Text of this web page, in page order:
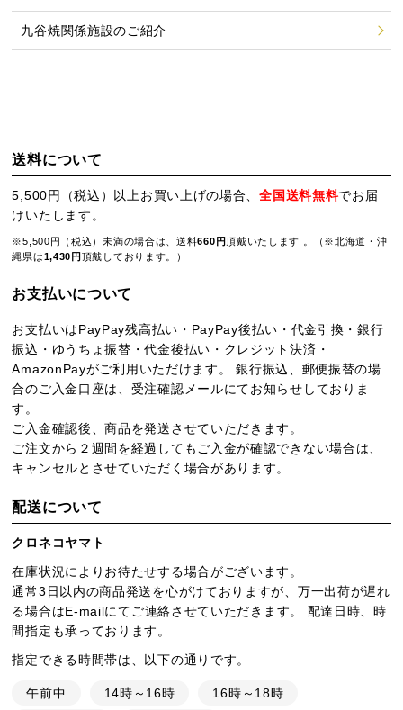
九谷焼関係施設のご紹介
送料について
5,500円（税込）以上お買い上げの場合、全国送料無料でお届
けいたします。
※5,500円（税込）未満の場合は、送料660円頂戴いたします 。（※北海道・沖
縄県は1,430円 頂戴しております。）
お支払いについて
お支払いはPayPay残高払い・PayPay後払い・代金引換・銀行
振込・ゆうちょ振替・代金後払い・クレジット決済・
AmazonPayがご利用いただけます。 銀行振込、郵便振替の場
合のご入金口座は、受注確認メールにてお知らせしておりま
す。
ご入金確認後、商品を発送させていただきます。
ご注文から２週間を経過してもご入金が確認できない場合は、
キャンセルとさせていただく場合があります。
配送について
クロネコヤマト
在庫状況によりお待たせする場合がございます。
通常3日以内の商品発送を心がけておりますが、万一出荷が遅れ
る場合はE-mailにてご連絡させていただきます。 配達日時、時
間指定も承っております。
指定できる時間帯は、以下の通りです。
午前中 14時～16時
16時～18時